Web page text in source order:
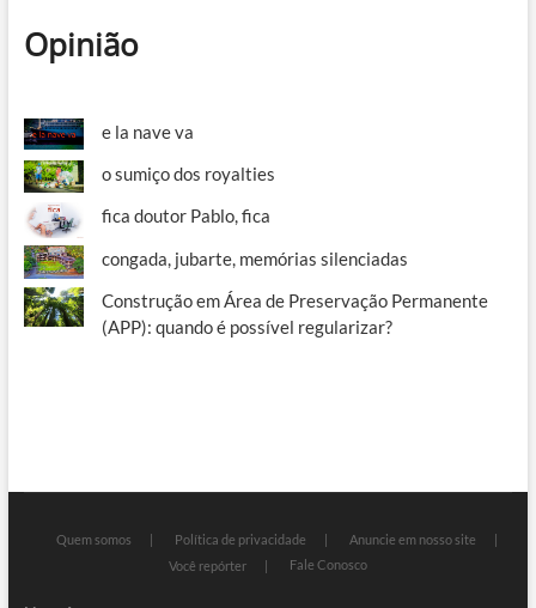
Opinião
e la nave va
o sumiço dos royalties
fica doutor Pablo, fica
congada, jubarte, memórias silenciadas
Construção em Área de Preservação Permanente
(APP): quando é possível regularizar?
Quem somos Política de privacidade
Anuncie em nosso site
Você repórter
Fale Conosco